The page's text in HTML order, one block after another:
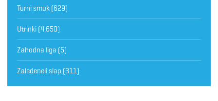
Turni smuk (629)
Utrinki (4.650)
Zahodna liga (5)
Zaledeneli slap (311)